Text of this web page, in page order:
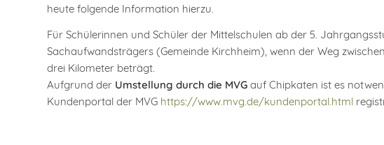
heute folgende Information hierzu.
Für Schülerinnen und Schüler der Mittelschulen ab der 5.
Sachaufwandsträgers (Gemeinde Kirchheim), wenn der Weg
drei Kilometer beträgt.
Aufgrund der Umstellung durch die MVG auf Chipkaten ist es
Kundenportal der MVG https://www.mvg.de/kundenportal.html